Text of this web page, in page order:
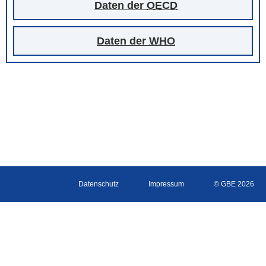
Daten der OECD
Daten der WHO
Datenschutz Impressum © GBE 2026